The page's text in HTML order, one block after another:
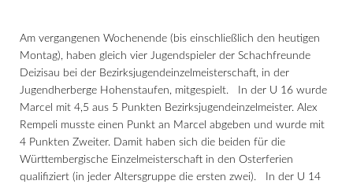
Am vergangenen Wochenende (bis einschließlich den heutigen
Montag), haben gleich vier Jugendspieler der Schachfreunde
Deizisau bei der Bezirksjugendeinzelmeisterschaft, in der
Jugendherberge Hohenstaufen, mitgespielt. In der U 16 wurde
Marcel mit 4,5 aus 5 Punkten Bezirksjugendeinzelmeister. Alex
Rempeli musste einen Punkt an Marcel abgeben und wurde mit
4 Punkten Zweiter. Damit haben sich die beiden für die
Württembergische Einzelmeisterschaft in den Osterferien
qualifiziert (in jeder Altersgruppe die ersten zwei). In der U 14